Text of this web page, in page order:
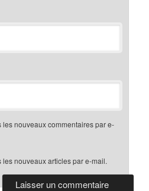
les nouveaux commentaires par e-
les nouveaux articles par e-mail.